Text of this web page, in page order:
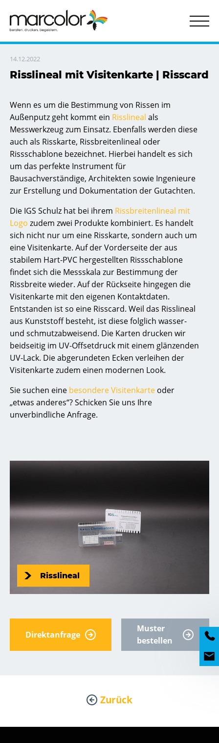
14.12.2022
Risslineal mit Visitenkarte | Risscard
Wenn es um die Bestimmung von Rissen im
Außenputz geht kommt ein Risslineal als
Messwerkzeug zum Einsatz. Ebenfalls werden diese
auch als Risskarte, Rissbreitenlineal oder
Rissschablone bezeichnet. Hierbei handelt es sich
um das perfekte Instrument für
Bausachverständige, Architekten sowie Ingenieure
zur Erstellung und Dokumentation der Gutachten.
Die IGS Schulz hat bei ihrem Rissbreitenlineal mit
Logo zudem zwei Produkte kombiniert. Es handelt
sich nicht nur um eine Risskarte, sondern auch um
eine Visitenkarte. Auf der Vorderseite der aus
stabilem Hart-PVC hergestellten Rissschablone
findet sich die Messskala zur Bestimmung der
Rissbreite wieder. Auf der Rückseite hingegen die
Visitenkarte mit den eigenen Kontaktdaten.
Entstanden ist so eine Risscard. Weil das Risslineal
aus Kunststoff besteht, ist diese folglich wasser-
und schmutzabweisend. Die Karten drucken wir
beidseitig im UV-Offsetdruck mit einem glänzenden
UV-Lack. Die abgerundeten Ecken verleihen der
Visitenkarte zudem einen modernen Look.
Sie suchen eine besondere Visitenkarte oder
„etwas anderes“? Schicken Sie uns Ihre
unverbindliche Anfrage.
Risslineal
Direktanfrage
Muster
bestellen
Zurück